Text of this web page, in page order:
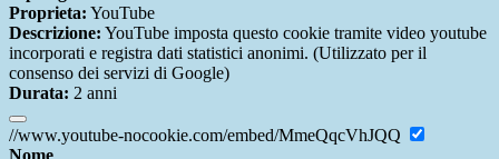
Proprieta: YouTube
Descrizione: YouTube imposta questo cookie tramite video youtube
incorporati e registra dati statistici anonimi. (Utilizzato per il
consenso dei servizi di Google)
Durata: 2 anni
//www.youtube-nocookie.com/embed/MmeQqcVhJQQ
Nome